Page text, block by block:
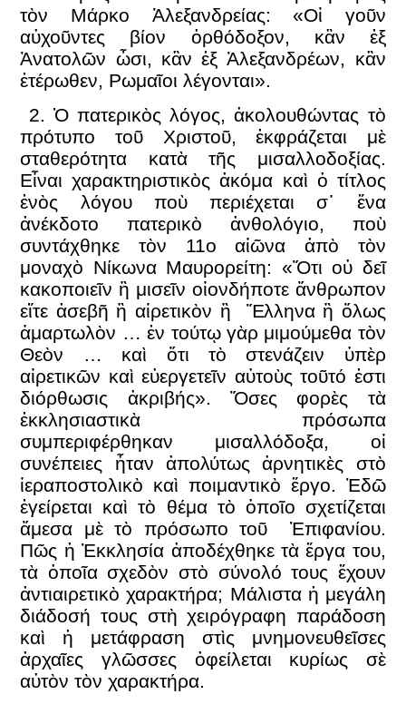
τὸν Μάρκο Ἀλεξανδρείας: «Οἱ γοῦν
αὐχοῦντες βίον ὀρθόδοξον, κἂν ἐξ
Ἀνατολῶν ὦσι, κἂν ἐξ Ἀλεξανδρέων, κἂν
ἑτέρωθεν, Ρωμαῖοι λέγονται».
2. Ὁ πατερικὸς λόγος, ἀκολουθώντας τὸ
πρότυπο τοῦ Χριστοῦ, ἐκφράζεται μὲ
σταθερότητα κατὰ τῆς μισαλλοδοξίας.
Εἶναι χαρακτηριστικὸς ἀκόμα καὶ ὁ τίτλος
ἑνὸς λόγου ποὺ περιέχεται σ᾽ ἕνα
ἀνέκδοτο πατερικὸ ἀνθολόγιο, ποὺ
συντάχθηκε τὸν 11ο αἰῶνα ἀπὸ τὸν
μοναχὸ Νίκωνα Μαυρορείτη: «Ὅτι οὐ δεῖ
κακοποιεῖν ἢ μισεῖν οἱονδήποτε ἄνθρωπον
εἴτε ἀσεβῆ ἢ αἱρετικὸν ἢ Ἕλληνα ἢ ὅλως
ἁμαρτωλὸν … ἐν τούτῳ γὰρ μιμούμεθα τὸν
Θεὸν … καὶ ὅτι τὸ στενάζειν ὑπὲρ
αἱρετικῶν καὶ εὐεργετεῖν αὐτοὺς τοῦτό ἐστι
διόρθωσις ἀκριβής». Ὅσες φορὲς τὰ
ἐκκλησιαστικὰ πρόσωπα
συμπεριφέρθηκαν μισαλλόδοξα, οἱ
συνέπειες ἦταν ἀπολύτως ἀρνητικὲς στὸ
ἱεραποστολικὸ καὶ ποιμαντικὸ ἔργο. Ἐδῶ
ἐγείρεται καὶ τὸ θέμα τὸ ὁποῖο σχετίζεται
ἄμεσα μὲ τὸ πρόσωπο τοῦ Ἐπιφανίου.
Πῶς ἡ Ἐκκλησία ἀποδέχθηκε τὰ ἔργα του,
τὰ ὁποῖα σχεδὸν στὸ σύνολό τους ἔχουν
ἀντιαιρετικὸ χαρακτήρα; Μάλιστα ἡ μεγάλη
διάδοσή τους στὴ χειρόγραφη παράδοση
καὶ ἡ μετάφραση στὶς μνημονευθεῖσες
ἀρχαῖες γλῶσσες ὀφείλεται κυρίως σὲ
αὐτὸν τὸν χαρακτήρα.